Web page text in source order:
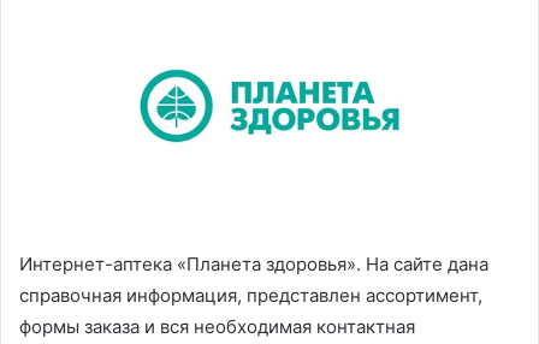
Интернет-аптека «Планета здоровья». На сайте дана
справочная информация, представлен ассортимент,
формы заказа и вся необходимая контактная